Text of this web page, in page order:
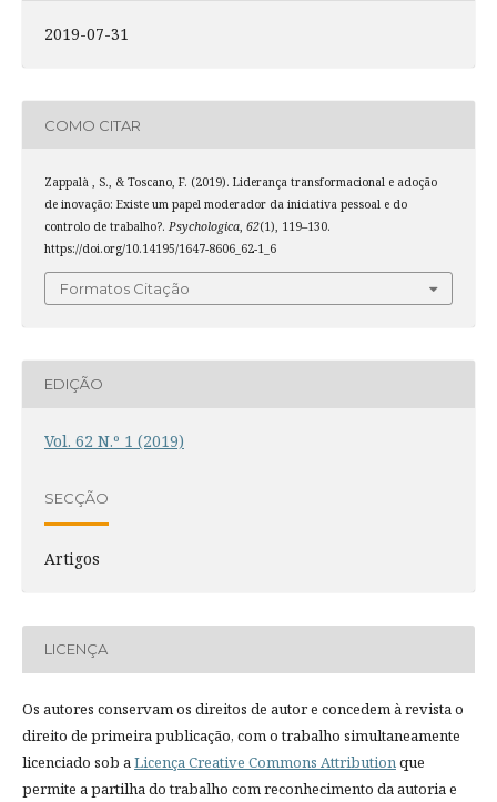
2019-07-31
COMO CITAR
Zappalà , S., & Toscano, F. (2019). Liderança transformacional e adoção
de inovação: Existe um papel moderador da iniciativa pessoal e do
controlo de trabalho?. Psychologica, 62(1), 119–130.
https://doi.org/10.14195/1647-8606_62-1_6
Formatos Citação
EDIÇÃO
Vol. 62 N.º 1 (2019)
SECÇÃO
Artigos
LICENÇA
Os autores conservam os direitos de autor e concedem à revista o
direito de primeira publicação, com o trabalho simultaneamente
licenciado sob aLicença Creative Commons Attributionque
permite a partilha do trabalho com reconhecimento da autoria e